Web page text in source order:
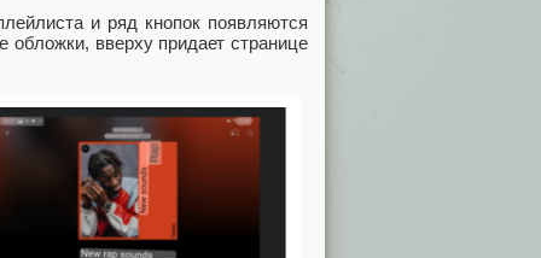
и ряд кнопок появляются
вверху придает странице